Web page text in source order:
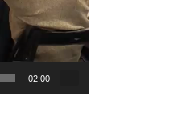
02:00